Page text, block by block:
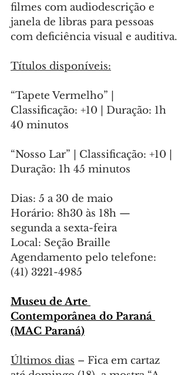
filmes com audiodescrição e
janela de libras para pessoas
com deficiência visual e auditiva.
Títulos disponíveis:
“Tapete Vermelho” |
Classificação: +10 | Duração: 1h
40 minutos
“Nosso Lar” | Classificação: +10 |
Duração: 1h 45 minutos
Dias: 5 a 30 de maio
Horário: 8h30 às 18h —
segunda a sexta-feira
Local: Seção Braille
Agendamento pelo telefone:
(41) 3221-4985
Museu de Arte
Contemporânea do Paraná
(MAC Paraná)
Últimos dias – Fica em cartaz